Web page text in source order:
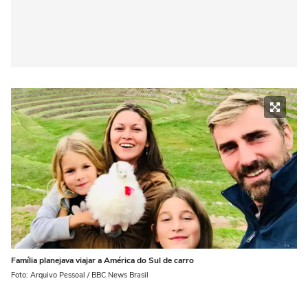
Família planejava viajar a América do Sul de carro
Foto: Arquivo Pessoal / BBC News Brasil